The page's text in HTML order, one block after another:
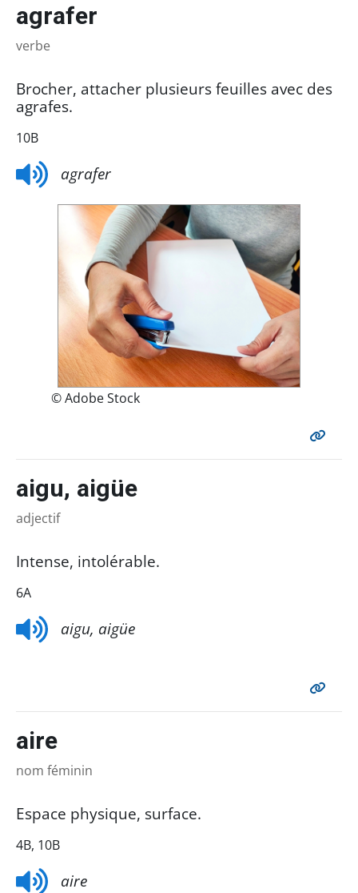
agrafer
verbe
Brocher, attacher plusieurs feuilles avec des
agrafes.
10B
agrafer
© Adobe Stock
aigu, aigüe
adjectif
Intense, intolérable.
6A
aigu, aigüe
aire
nom féminin
Espace physique, surface.
4B, 10B
aire